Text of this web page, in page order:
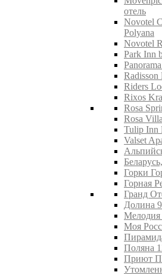
отель
Novotel
Polyana
Novotel
Park Inn
Radisson
Riders
Rixos
Rosa
Rosa
Tulip Inn
Valset
Горки
Горная
Гранд
Долина
Мелодия
Моя
Поляна
Приют